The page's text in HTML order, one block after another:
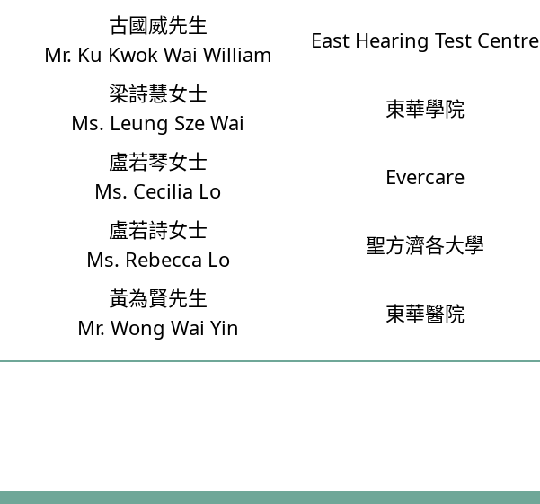
古國威先生
Mr. Ku Kwok Wai William
East Hearing Test Centre
梁詩慧女士
Ms. Leung Sze Wai
東華學院
盧若琴女士
Ms. Cecilia Lo
Evercare
盧若詩女士
Ms. Rebecca Lo
聖方濟各大學
黃為賢先生
Mr. Wong Wai Yin
東華醫院